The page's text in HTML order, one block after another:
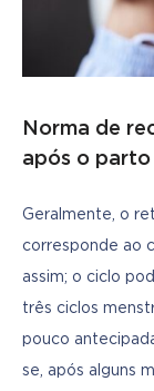
Norma de
após o parto
Geralmente, o
corresponde ao
assim; o ciclo
três ciclos
pouco
se, após alguns